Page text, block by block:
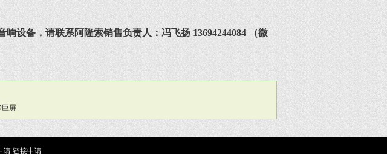
响设备 ，请联系阿隆索销售负责人：冯飞扬 13694244084 （微
巨屏
请 链接申请